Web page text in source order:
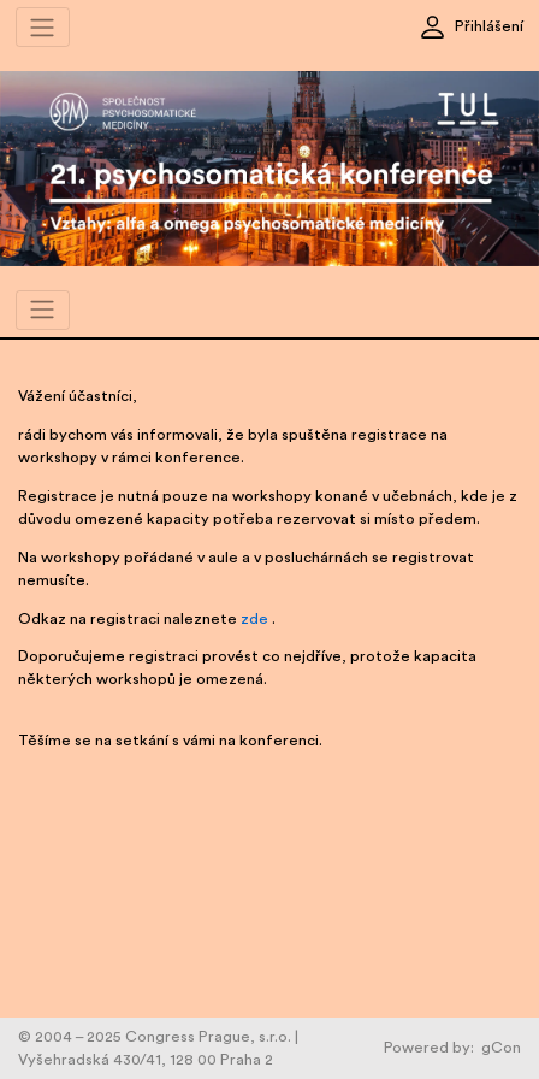
Přihlášení
Vážení účastníci,
rádi bychom vás informovali, že byla spuštěna registrace na
workshopy v rámci konference.
Registrace je nutná pouze na workshopy konané v učebnách, kde je z
důvodu omezené kapacity potřeba rezervovat si místo předem.
Na workshopy pořádané v aule a v posluchárnách se registrovat
nemusíte.
Odkaz na registraci naleznete zde .
Doporučujeme registraci provést co nejdříve, protože kapacita
některých workshopů je omezená.
Těšíme se na setkání s vámi na konferenci.
© 2004 – 2025 Congress Prague, s.r.o. |
Vyšehradská 430/41, 128 00 Praha 2
Powered by: gCon